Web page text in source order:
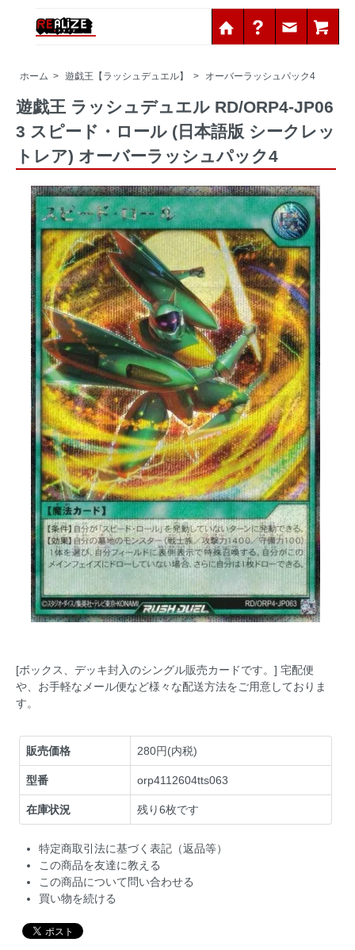
ホーム > 遊戯王【ラッシュデュエル】 > オーバーラッシュパック4
遊戯王 ラッシュデュエル RD/ORP4-JP06
3 スピード・ロール (日本語版 シークレッ
トレア) オーバーラッシュパック4
[ボックス、デッキ封入のシングル販売カードです。] 宅配便
や、お手軽なメール便など様々な配送方法をご用意しておりま
す。
販売価格 280円(内税)
型番 orp4112604tts063
在庫状況 残り6枚です
特定商取引法に基づく表記（返品等）
この商品を友達に教える
この商品について問い合わせる
買い物を続ける